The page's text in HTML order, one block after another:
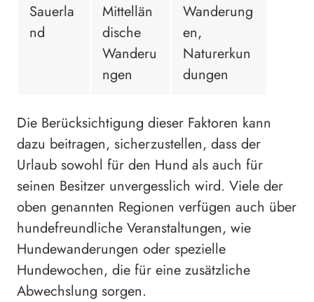
Sauerla
nd
Mittellän
dische
Wanderu
ngen
Wanderung
en,
Naturerkun
dungen
Die Berücksichtigung dieser Faktoren kann
dazu beitragen, sicherzustellen, dass der
Urlaub sowohl für den Hund als auch für
seinen Besitzer unvergesslich wird. Viele der
oben genannten Regionen verfügen auch über
hundefreundliche Veranstaltungen, wie
Hundewanderungen oder spezielle
Hundewochen, die für eine zusätzliche
Abwechslung sorgen.